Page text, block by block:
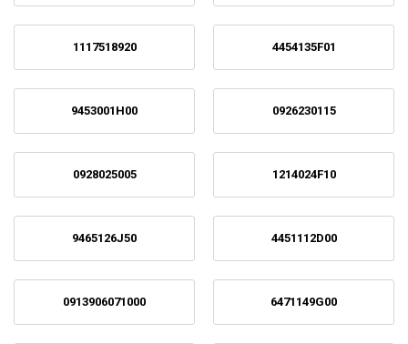
1117518920 4454135F01
9453001H00 0926230115
0928025005 1214024F10
9465126J50 4451112D00
0913906071000 6471149G00